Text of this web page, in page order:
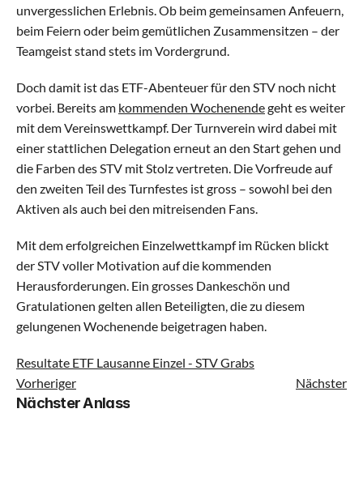
Jugend
Alle Riegen
Einführungsriege
Kinderturnen Klein
Jugi Mixed Gross
Geräteturnen
Dance Mix Klein
Dance Mix Gross
unvergesslichen Erlebnis. Ob beim gemeinsamen Anfeuern,
beim Feiern oder beim gemütlichen Zusammensitzen – der
Teamgeist stand stets im Vordergrund.
Doch damit ist das ETF-Abenteuer für den STV noch nicht
vorbei. Bereits am kommenden Wochenende geht es weiter
mit dem Vereinswettkampf. Der Turnverein wird dabei mit
einer stattlichen Delegation erneut an den Start gehen und
die Farben des STV mit Stolz vertreten. Die Vorfreude auf
den zweiten Teil des Turnfestes ist gross – sowohl bei den
Aktiven als auch bei den mitreisenden Fans.
Mit dem erfolgreichen Einzelwettkampf im Rücken blickt
der STV voller Motivation auf die kommenden
Herausforderungen. Ein grosses Dankeschön und
Gratulationen gelten allen Beteiligten, die zu diesem
gelungenen Wochenende beigetragen haben.
Resultate ETF Lausanne Einzel - STV Grabs
Vorheriger
Nächster
Nächster Anlass